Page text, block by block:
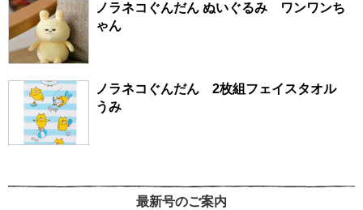
ノラネコぐんだん ぬいぐるみ ワンワンち
ゃん
ノラネコぐんだん 2枚組フェイスタオル
うみ
最新号のご案内